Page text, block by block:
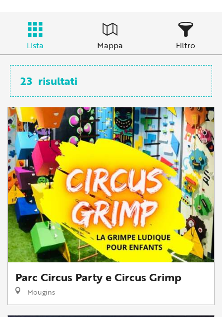
Lista Mappa Filtro
23 risultati
Parc Circus Party e Circus Grimp
Mougins